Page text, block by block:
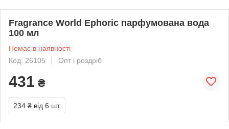
Fragrance World Ephoric парфумована вода
100 мл
Немає в наявності
Код: 26105
Опт і роздріб
431 ₴
234 ₴ від 6 шт.